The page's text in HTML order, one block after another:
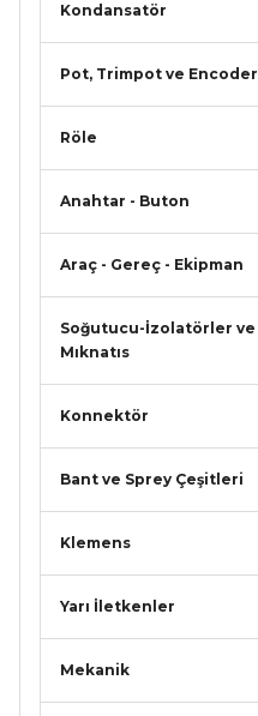
Kondansatör
Pot, Trimpot ve Encoder
Röle
Anahtar - Buton
Araç - Gereç - Ekipman
Soğutucu-İzolatörler ve
Mıknatıs
Konnektör
Bant ve Sprey Çeşitleri
Klemens
Yarı İletkenler
Mekanik